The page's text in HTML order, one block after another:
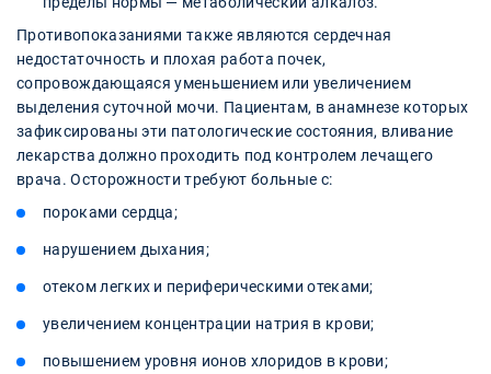
Противопоказаниями также являются сердечная
недостаточность и плохая работа почек,
сопровождающаяся уменьшением или увеличением
выделения суточной мочи. Пациентам, в анамнезе которых
зафиксированы эти патологические состояния, вливание
лекарства должно проходить под контролем лечащего
врача. Осторожности требуют больные с:
пороками сердца;
нарушением дыхания;
отеком легких и периферическими отеками;
увеличением концентрации натрия в крови;
повышением уровня ионов хлоридов в крови;